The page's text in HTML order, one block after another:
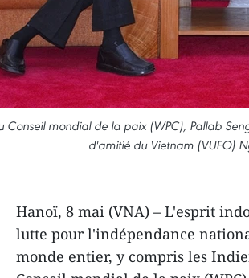
Conseil mondial de la paix (WPC), Pallab
d'amitié du Vietnam (VUFO)
Hanoï, 8 mai (VNA) – L'esprit
lutte pour l'indépendance
monde entier, y compris les